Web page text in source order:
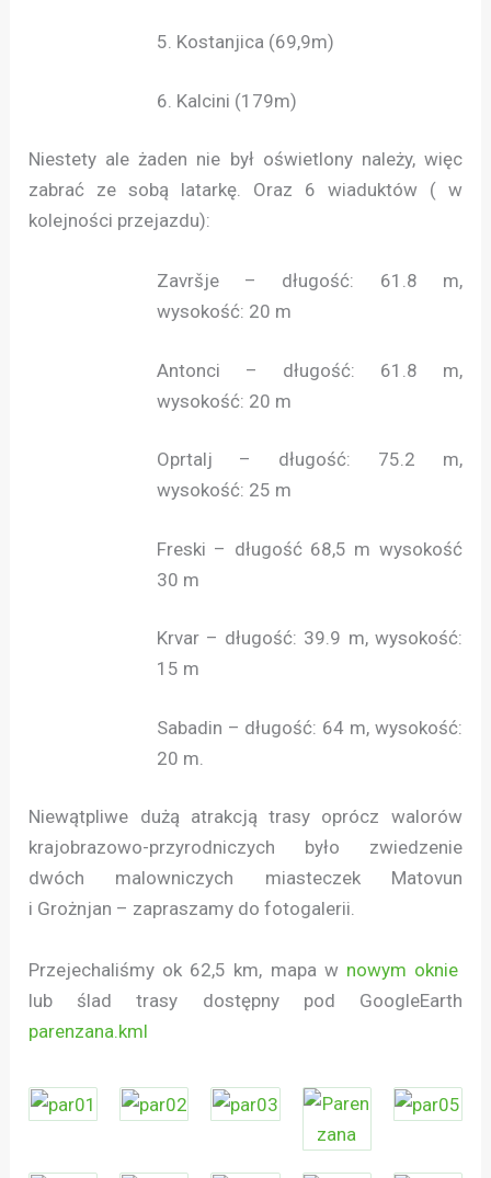
5. Kostanjica (69,9m)
6. Kalcini (179m)
Niestety ale żaden nie był oświetlony należy, więc
zabrać ze sobą latarkę. Oraz 6 wiaduktów ( w
kolejności przejazdu):
Završje – długość: 61.8 m,
wysokość: 20 m
Antonci – długość: 61.8 m,
wysokość: 20 m
Oprtalj – długość: 75.2 m,
wysokość: 25 m
Freski – długość 68,5 m wysokość
30 m
Krvar – długość: 39.9 m, wysokość:
15 m
Sabadin – długość: 64 m, wysokość:
20 m.
Niewątpliwe dużą atrakcją trasy oprócz walorów
krajobrazowo-przyrodniczych było zwiedzenie
dwóch malowniczych miasteczek Matovun
i Grożnjan – zapraszamy do fotogalerii.
Przejechaliśmy ok 62,5 km, mapa w nowym oknie
lub ślad trasy dostępny pod GoogleEarth
parenzana.kml